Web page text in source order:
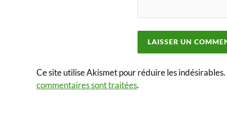
Ce site utilise Akismet pour réduire les indésirables.
commentaires sont traitées.